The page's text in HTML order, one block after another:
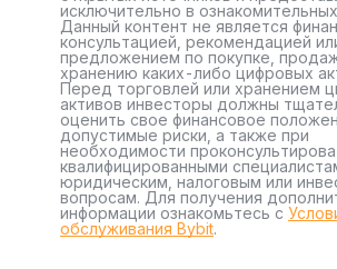
исключительно в
Данный контент не является
консультацией, рекомендацией
предложением по покупке,
хранению каких-либо цифровых
Перед торговлей или хранением
активов инвесторы должны
оценить свое финансовое
допустимые риски, а также при
необходимости
квалифицированными
юридическим, налоговым или
вопросам. Для получения
информации ознакомьтесь с
обслуживания Bybit.